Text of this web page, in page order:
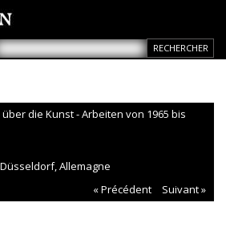
die Kunst - Arbeiten von 1965 bis
Allemagne
« Précédent
Suivant »